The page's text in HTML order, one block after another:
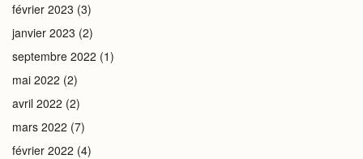
février 2023 (3)
janvier 2023 (2)
septembre 2022 (1)
mai 2022 (2)
avril 2022 (2)
mars 2022 (7)
février 2022 (4)